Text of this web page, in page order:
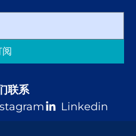
联系
Linkedin